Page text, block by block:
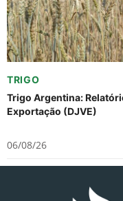
TRIGO
Trigo Argentina:
Exportação (DJVE)
06/08/26